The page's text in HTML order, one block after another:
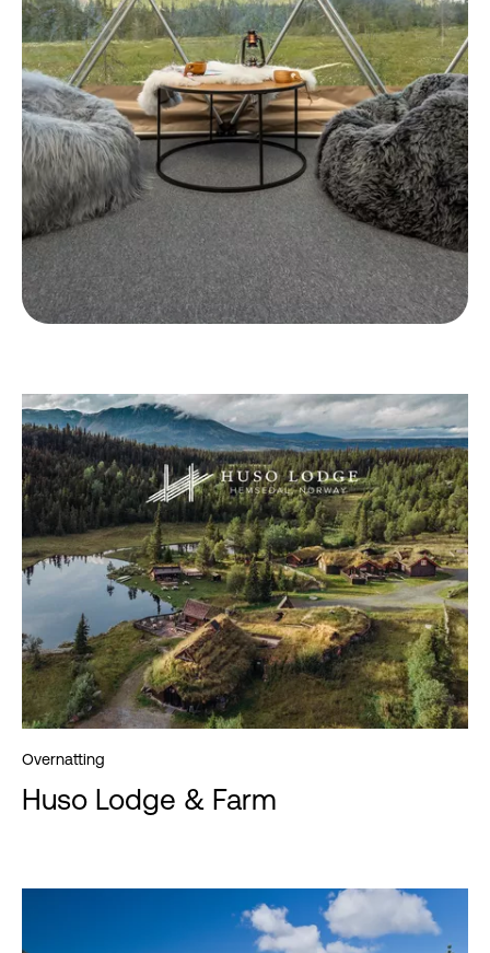
Overnatting
Huso Lodge & Farm